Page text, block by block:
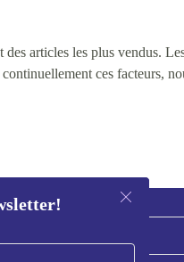
articles les plus vendus.
ces facteurs,